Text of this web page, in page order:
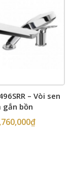
– Vòi sen
gắn bồn
₫